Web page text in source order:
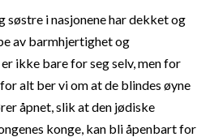
søstre i nasjonene har dekket og
av barmhjertighet og
ikke bare for seg selv, men for
alt ber vi om at de blindes øyne
åpnet, slik at den jødiske
konge, kan bli åpenbart for